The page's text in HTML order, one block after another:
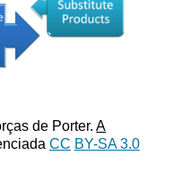
de Porter.A
CC BY-SA 3.0